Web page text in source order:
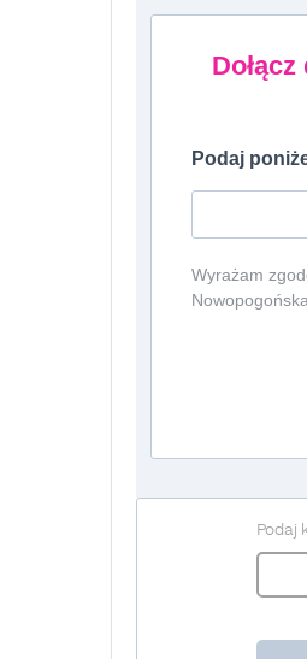
Podaj
Wyrażam
newslettera,
szkolnictwem
danych jest
dane będą
prawo do
usunięcia,
także prawo
Podaj